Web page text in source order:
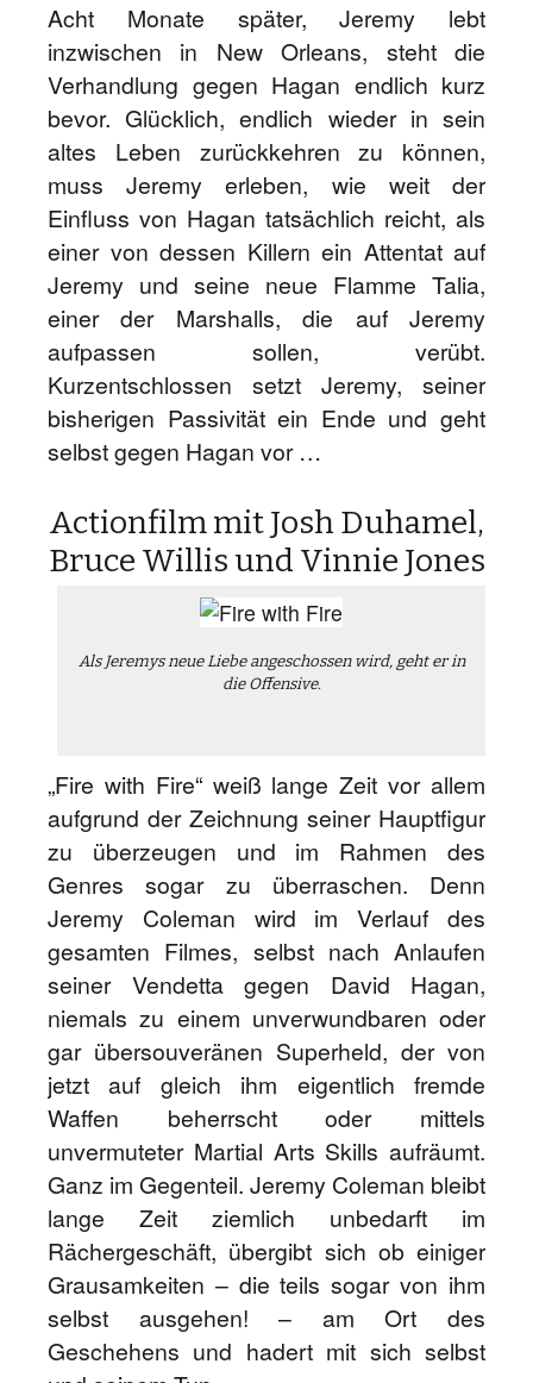
Acht Monate später, Jeremy lebt
inzwischen in New Orleans, steht die
Verhandlung gegen Hagan endlich kurz
bevor. Glücklich, endlich wieder in sein
altes Leben zurückkehren zu können,
muss Jeremy erleben, wie weit der
Einfluss von Hagan tatsächlich reicht, als
einer von dessen Killern ein Attentat auf
Jeremy und seine neue Flamme Talia,
einer der Marshalls, die auf Jeremy
aufpassen sollen, verübt.
Kurzentschlossen setzt Jeremy, seiner
bisherigen Passivität ein Ende und geht
selbst gegen Hagan vor …
Actionfilm mit Josh Duhamel,
Bruce Willis und Vinnie Jones
Als Jeremys neue Liebe angeschossen wird, geht er in
die Offensive.
„Fire with Fire“ weiß lange Zeit vor allem
aufgrund der Zeichnung seiner Hauptfigur
zu überzeugen und im Rahmen des
Genres sogar zu überraschen. Denn
Jeremy Coleman wird im Verlauf des
gesamten Filmes, selbst nach Anlaufen
seiner Vendetta gegen David Hagan,
niemals zu einem unverwundbaren oder
gar übersouveränen Superheld, der von
jetzt auf gleich ihm eigentlich fremde
Waffen beherrscht oder mittels
unvermuteter Martial Arts Skills aufräumt.
Ganz im Gegenteil. Jeremy Coleman bleibt
lange Zeit ziemlich unbedarft im
Rächergeschäft, übergibt sich ob einiger
Grausamkeiten – die teils sogar von ihm
selbst ausgehen! – am Ort des
Geschehens und hadert mit sich selbst